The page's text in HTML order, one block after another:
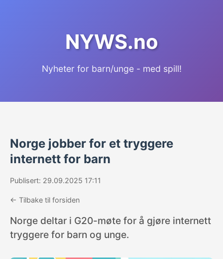
NYWS.no
Nyheter for barn/unge - med spill!
Norge jobber for et tryggere
internett for barn
Publisert: 29.09.2025 17:11
← Tilbake til forsiden
Norge deltar i G20-møte for å gjøre internett
tryggere for barn og unge.